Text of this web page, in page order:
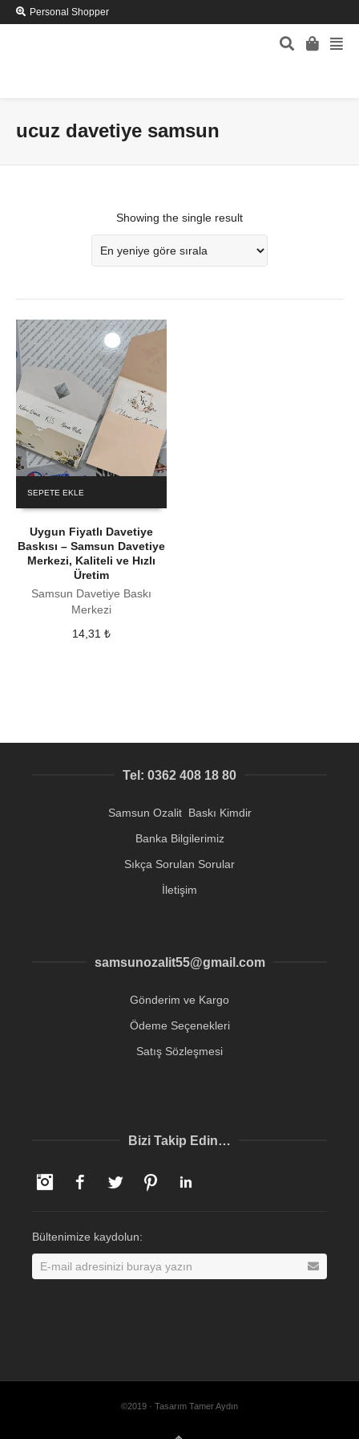
Personal Shopper
ucuz davetiye samsun
Showing the single result
SEPETE EKLE
Uygun Fiyatlı Davetiye
Baskısı – Samsun Davetiye
Merkezi, Kaliteli ve Hızlı
Üretim
Samsun Davetiye Baskı
Merkezi
14,31 ₺
Tel: 0362 408 18 80
Samsun Ozalit Baskı Kimdir
Banka Bilgilerimiz
Sıkça Sorulan Sorular
İletişim
samsunozalit55@gmail.com
Gönderim ve Kargo
Ödeme Seçenekleri
Satış Sözleşmesi
Bizi Takip Edin…
InstagramFacebookTwitter Pinterest
Bültenimize kaydolun:
©2019 · Tasarım Tamer Aydın